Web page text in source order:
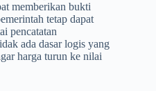
memberikan bukti
tetap dapat
pencatatan
ada dasar logis yang
harga turun ke nilai